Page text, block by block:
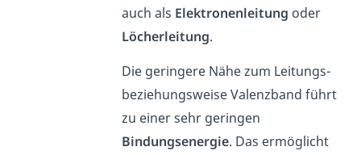
auch als Elektronenleitung oder
Löcherleitung.
Die geringere Nähe zum Leitungs-
beziehungsweise Valenzband führt
zu einer sehr geringen
Bindungsenergie. Das ermöglicht